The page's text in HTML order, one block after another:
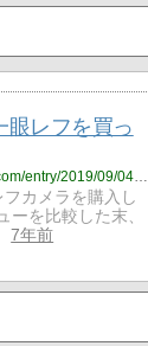
眼レフを買っ
カメラを購入し
を比較した末、
7年前